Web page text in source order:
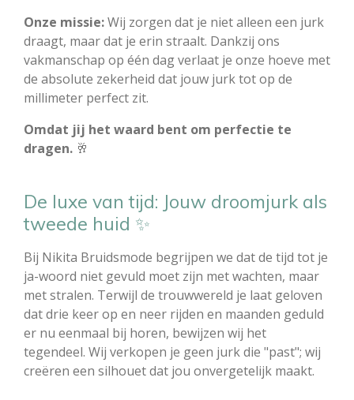
Onze missie:Wij zorgen dat je niet alleen een jurk
draagt, maar dat je erin straalt. Dankzij ons
vakmanschap op één dag verlaat je onze hoeve met
de absolute zekerheid dat jouw jurk tot op de
millimeter perfect zit.
Omdat jij het waard bent om perfectie te
dragen. 🥂
De luxe van tijd: Jouw droomjurk als
tweede huid ✨
Bij Nikita Bruidsmode begrijpen we dat de tijd tot je
ja-woord niet gevuld moet zijn met wachten, maar
met stralen. Terwijl de trouwwereld je laat geloven
dat drie keer op en neer rijden en maanden geduld
er nu eenmaal bij horen, bewijzen wij het
tegendeel. Wij verkopen je geen jurk die "past"; wij
creëren een silhouet dat jou onvergetelijk maakt.